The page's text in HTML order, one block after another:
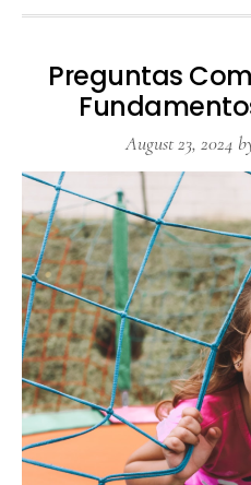
Preguntas
August 23, 2024